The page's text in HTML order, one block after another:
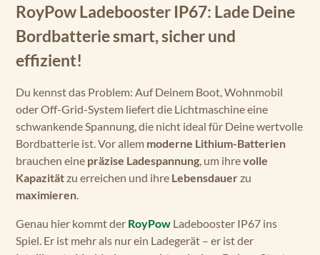
RoyPow Ladebooster IP67: Lade Deine
Bordbatterie smart, sicher und
effizient!
Du kennst das Problem: Auf Deinem Boot, Wohnmobil
oder Off-Grid-System liefert die Lichtmaschine eine
schwankende Spannung, die nicht ideal für Deine wertvolle
Bordbatterie ist. Vor allem moderne Lithium-Batterien
brauchen eine präzise Ladespannung, um ihrevolle
Kapazitätzu erreichen und ihre Lebensdauerzu
maximieren.
Genau hier kommt der RoyPow Ladebooster IP67 ins
Spiel. Er ist mehr als nur ein Ladegerät – er ist der